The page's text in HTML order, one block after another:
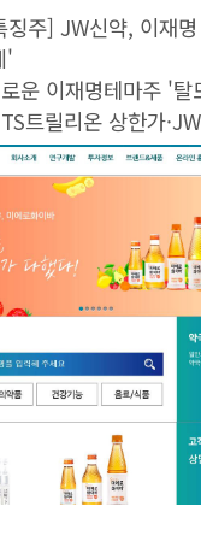
주] JW신약, 이재명
'
운 이재명테마주 '탈
트릴리온 상한가